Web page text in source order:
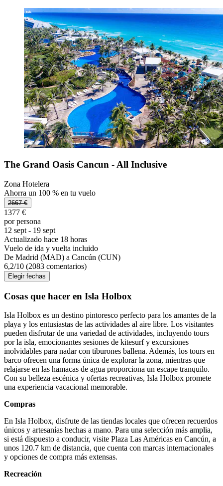
The Grand Oasis Cancun - All Inclusive
Zona Hotelera
Ahorra un 100 % en tu vuelo
2667 €
1377 €
por persona
12 sept - 19 sept
Actualizado hace 18 horas
Vuelo de ida y vuelta incluido
De Madrid (MAD) a Cancún (CUN)
6,2/10 (2083 comentarios)
Elegir fechas
Cosas que hacer en Isla Holbox
Isla Holbox es un destino pintoresco perfecto para los amantes de la
playa y los entusiastas de las actividades al aire libre. Los visitantes
pueden disfrutar de una variedad de actividades, incluyendo tours
por la isla, emocionantes sesiones de kitesurf y excursiones
inolvidables para nadar con tiburones ballena. Además, los tours en
barco ofrecen una forma única de explorar la zona, mientras que
relajarse en las hamacas de agua proporciona un escape tranquilo.
Con su belleza escénica y ofertas recreativas, Isla Holbox promete
una experiencia vacacional memorable.
Compras
En Isla Holbox, disfrute de las tiendas locales que ofrecen recuerdos
únicos y artesanías hechas a mano. Para una selección más amplia,
si está dispuesto a conducir, visite Plaza Las Américas en Cancún, a
unos 120.7 km de distancia, que cuenta con marcas internacionales
y opciones de compra más extensas.
Recreación